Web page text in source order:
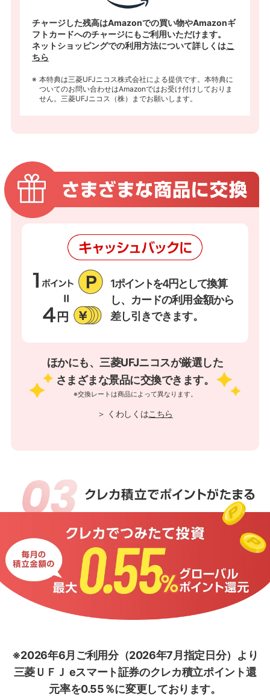
チャージした残高はAmazonでの買い物やAmazonギ
フトカードへのチャージにもご利用いただけます。
ネットショッピングでの利用方法について詳しくはこ
ちら
本特典は三菱UFJニコス株式会社による提供です。本特典に
ついてのお問い合わせはAmazonではお受け付けしておりま
せん。三菱UFJニコス（株）までお願いします。
1ポイントを4円として換算
し、カードの利用金額から
差し引きできます。
ほかにも、三菱UFJニコスが厳選した
さまざまな景品に交換できます。
※交換レートは商品によって異なります。
＞ くわしくはこちら
※2026年6月ご利用分（2026年7月指定日分）より
三菱ＵＦＪ eスマート証券のクレカ積立ポイント還
元率を0.55％に変更しております。